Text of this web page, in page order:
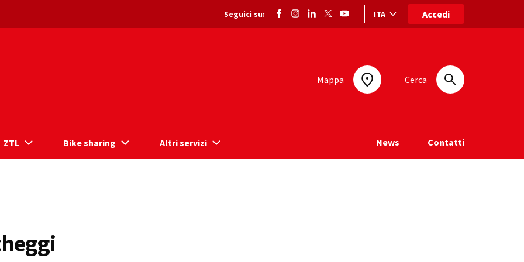
Seguici su: Selezione lingua: lingua selezionata
ITA Accedi
Mappa Cerca
ZTL Bike sharing Altri servizi News Contatti